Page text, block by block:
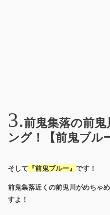
前鬼集落の前
ング！【前鬼ブル
そして 『前鬼ブルー』 です！
前鬼集落近くの前鬼川がめちゃ
すよ！